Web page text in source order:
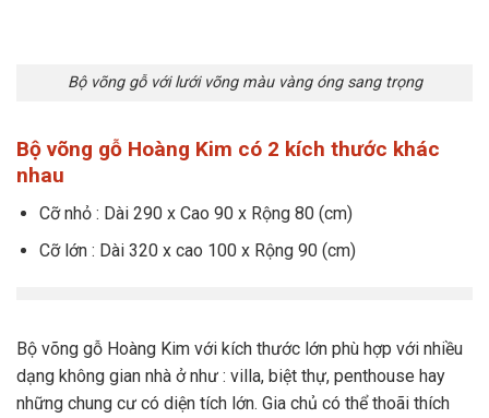
Bộ võng gỗ với lưới võng màu vàng óng sang trọng
Bộ võng gỗ Hoàng Kim có 2 kích thước khác
nhau
Cỡ nhỏ : Dài 290 x Cao 90 x Rộng 80 (cm)
Cỡ lớn : Dài 320 x cao 100 x Rộng 90 (cm)
Bộ võng gỗ Hoàng Kim với kích thước lớn phù hợp với nhiều
dạng không gian nhà ở như : villa, biệt thự, penthouse hay
những chung cư có diện tích lớn. Gia chủ có thể thoãi thích